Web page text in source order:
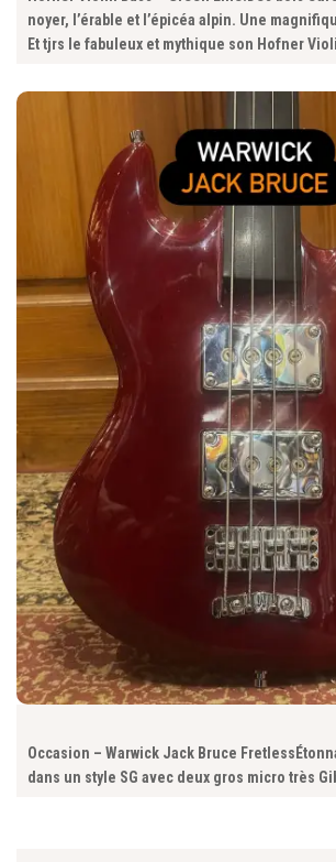
noyer, l’érable et l’épicéa alpin. Une
Et tjrs le fabuleux et mythique son Hofner
Occasion – Warwick Jack Bruce
dans un style SG avec deux gros micro très